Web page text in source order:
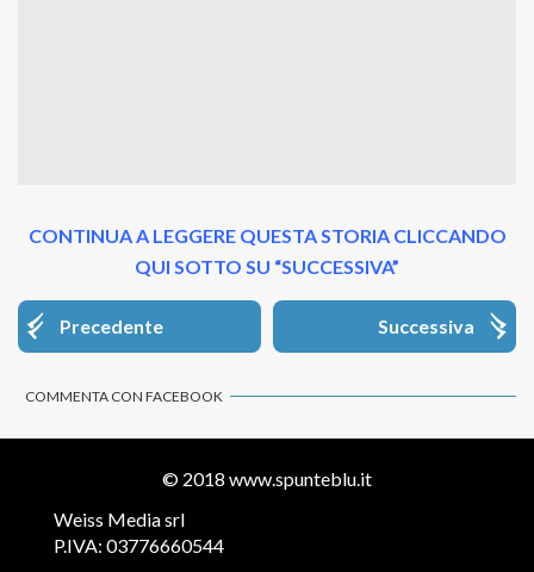
CONTINUA A LEGGERE QUESTA STORIA CLICCANDO
QUI SOTTO SU “SUCCESSIVA”
Precedente Successiva
COMMENTA CON FACEBOOK
© 2018 www.spunteblu.it
Weiss Media srl
P.IVA: 03776660544